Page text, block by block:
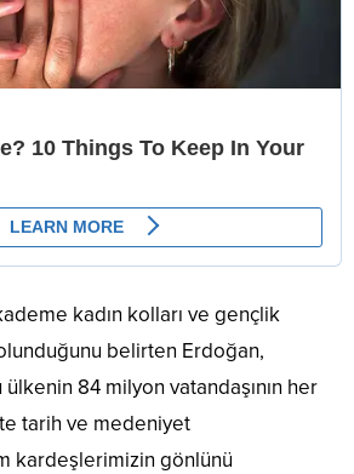
kadın kolları ve gençlik
belirten Erdoğan,
84 milyon vatandaşının her
tarih ve medeniyet
kardeşlerimizin gönlünü